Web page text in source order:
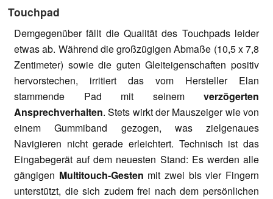
Touchpad
Demgegenüber fällt die Qualität des Touchpads leider
etwas ab. Während die großzügigen Abmaße (10,5 x 7,8
Zentimeter) sowie die guten Gleiteigenschaften positiv
hervorstechen, irritiert das vom Hersteller Elan
stammende Pad mit seinem verzögerten
Ansprechverhalten. Stets wirkt der Mauszeiger wie von
einem Gummiband gezogen, was zielgenaues
Navigieren nicht gerade erleichtert. Technisch ist das
Eingabegerät auf dem neuesten Stand: Es werden alle
gängigen Multitouch-Gesten mit zwei bis vier Fingern
unterstützt, die sich zudem frei nach dem persönlichen